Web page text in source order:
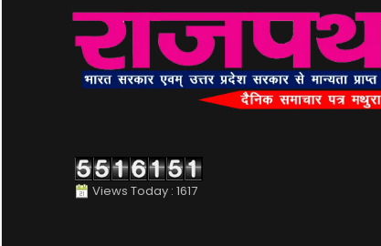
Views Today : 1617